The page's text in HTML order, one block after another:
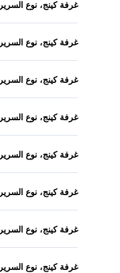
غرفة كينج، نوع
غرفة كينج، نوع
غرفة كينج، نوع
غرفة كينج، نوع
غرفة كينج، نوع
غرفة كينج، نوع
غرفة كينج، نوع
غرفة كينج، نوع